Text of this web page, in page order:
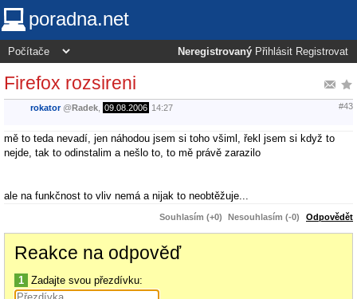
poradna.net
Neregistrovaný Přihlásit Registrovat
Firefox rozsireni
rokator @Radek 09.08.2006 14:27 #43
mě to teda nevadí, jen náhodou jsem si toho všiml, řekl jsem si když to
nejde, tak to odinstalim a nešlo to, to mě právě zarazilo
ale na funkčnost to vliv nemá a nijak to neobtěžuje...
Souhlasím (+0) Nesouhlasím (-0) Odpovědět
Reakce na odpověď
1 Zadajte svou přezdívku: